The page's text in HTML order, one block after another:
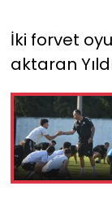
İki forvet
aktaran